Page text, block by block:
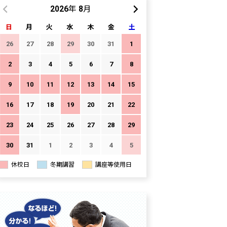
2026年 8月
日 月 火 水 木 金 土
26 27 28 29 30 31 1
2 3 4 5 6 7 8
9 10 11 12 13 14 15
16 17 18 19 20 21 22
23 24 25 26 27 28 29
30 31 1 2 3 4 5
休校日 冬期講習 講座等使用日